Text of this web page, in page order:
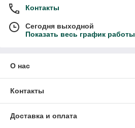
Контакты
Сегодня выходной
Показать весь график работы
О нас
Контакты
Доставка и оплата